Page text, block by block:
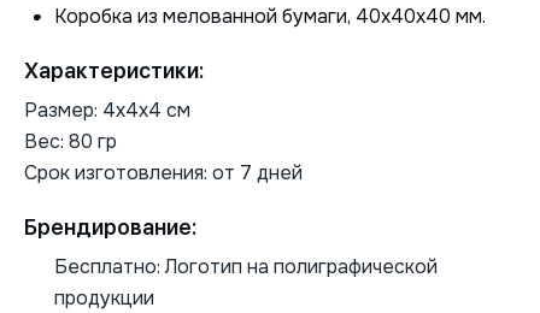
Коробка из мелованной бумаги, 40х40х40 мм.
Характеристики:
Размер: 4х4х4 см
Вес: 80 гр
Срок изготовления: от 7 дней
Брендирование:
Бесплатно: Логотип на полиграфической
продукции